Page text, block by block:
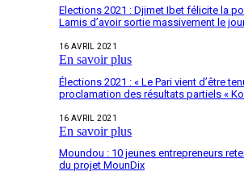
Elections 2021 : Djimet Ibet félicite la
Lamis d’avoir sortie massivement le
16 AVRIL 2021
En savoir plus
Élections 2021 : « Le Pari vient d’être
proclamation des résultats partiels «
16 AVRIL 2021
En savoir plus
Moundou : 10 jeunes entrepreneurs
du projet MounDix